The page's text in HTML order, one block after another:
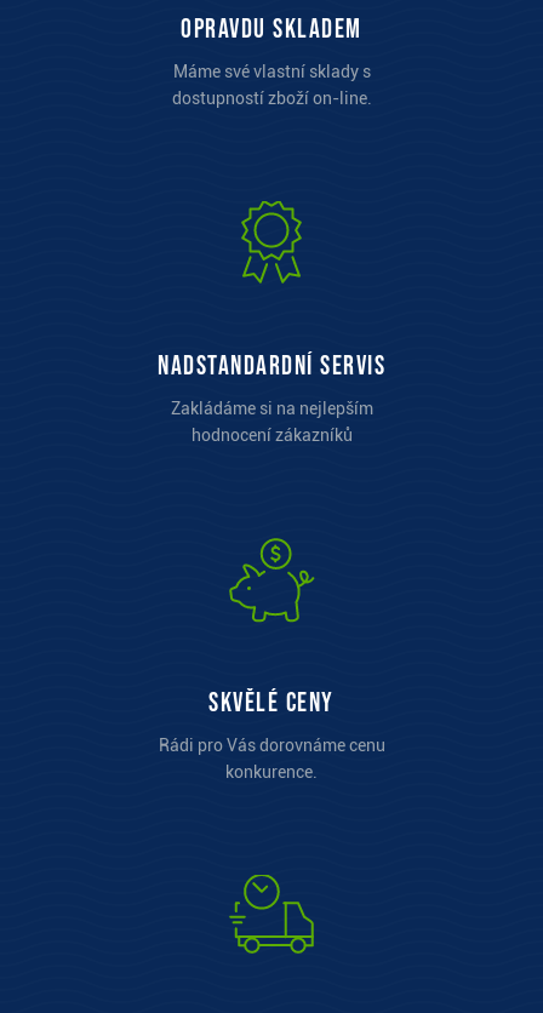
opravdu skladem
Máme své vlastní sklady s
dostupností zboží on-line.
Nadstandardní servis
Zakládáme si na nejlepším
hodnocení zákazníků
Skvělé ceny
Rádi pro Vás dorovnáme cenu
konkurence.